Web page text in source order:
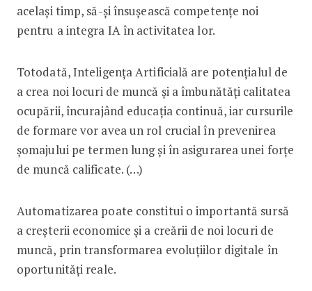
același timp, să-și însușească competențe noi
pentru a integra IA în activitatea lor.
Totodată, Inteligența Artificială are potențialul de
a crea noi locuri de muncă și a îmbunătăți calitatea
ocupării, încurajând educația continuă, iar cursurile
de formare vor avea un rol crucial în prevenirea
șomajului pe termen lung și în asigurarea unei forțe
de muncă calificate. (…)
Automatizarea poate constitui o importantă sursă
a creșterii economice și a creării de noi locuri de
muncă, prin transformarea evoluțiilor digitale în
oportunități reale.